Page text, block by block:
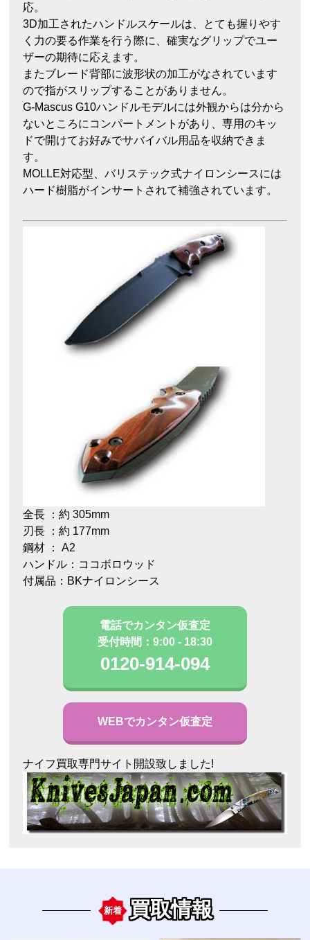
応。
3D加工されたハンドルスケールは、とても握りやす
く力の要る作業を行う際に、確実なグリップでユー
ザーの期待に応えます。
またブレード背部に波形状の加工がなされています
ので指がスリップすることがありません。
G-Mascus G10ハンドルモデルには外観からは分から
ないところにコンパートメントがあり、専用のキッ
ドで開けてお好みでサバイバル用品を収納できま
す。
MOLLE対応型、バリステック式ナイロンシースには
ハード樹脂がインサートされて補強されています。
全長 ：約 305mm
刃長 ：約 177mm
鋼材 ： A2
ハンドル：ココボロウッド
付属品：BKナイロンシース
電話でカンタン仮査定
受付時間：9:00 - 18:30
0120-914-094
WEBでカンタン仮査定
ナイフ買取専門サイト開設致しました!
新着 買取情報